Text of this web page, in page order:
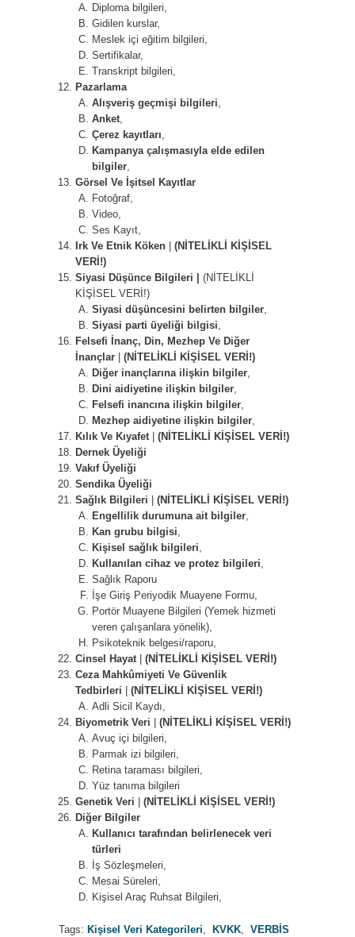
Diploma bilgileri,
Gidilen kurslar,
Meslek içi eğitim bilgileri,
Sertifikalar,
Transkript bilgileri,
Pazarlama
Alışveriş geçmişi bilgileri,
Anket,
Çerez kayıtları,
Kampanya çalışmasıyla elde edilen
bilgiler,
Görsel Ve İşitsel Kayıtlar
Fotoğraf,
Video,
Ses Kayıt,
Irk Ve Etnik Köken |(NİTELİKLİ KİŞİSEL
VERİ!)
Siyasi Düşünce Bilgileri |(NİTELİKLİ
KİŞİSEL VERİ!)
Siyasi düşüncesini belirten bilgiler,
Siyasi parti üyeliği bilgisi,
Felsefi İnanç, Din, Mezhep Ve Diğer
İnançlar |(NİTELİKLİ KİŞİSEL VERİ!)
Diğer inançlarına ilişkin bilgiler,
Dini aidiyetine ilişkin bilgiler,
Felsefi inancına ilişkin bilgiler,
Mezhep aidiyetine ilişkin bilgiler,
Kılık Ve Kıyafet|(NİTELİKLİ KİŞİSEL VERİ!)
Dernek Üyeliği
Vakıf Üyeliği
Sendika Üyeliği
Sağlık Bilgileri |(NİTELİKLİ KİŞİSEL VERİ!)
Engellilik durumuna ait bilgiler,
Kan grubu bilgisi,
Kişisel sağlık bilgileri,
Kullanılan cihaz ve protez bilgileri,
Sağlık Raporu
İşe Giriş Periyodik Muayene Formu,
Portör Muayene Bilgileri (Yemek hizmeti
veren çalışanlara yönelik),
Psikoteknik belgesi/raporu,
Cinsel Hayat|(NİTELİKLİ KİŞİSEL VERİ!)
Ceza Mahkûmiyeti Ve Güvenlik
Tedbirleri |(NİTELİKLİ KİŞİSEL VERİ!)
Adli Sicil Kaydı,
Biyometrik Veri |(NİTELİKLİ KİŞİSEL VERİ!)
Avuç içi bilgileri,
Parmak izi bilgileri,
Retina taraması bilgileri,
Yüz tanıma bilgileri
Genetik Veri |(NİTELİKLİ KİŞİSEL VERİ!)
Diğer Bilgiler
Kullanıcı tarafından belirlenecek veri
türleri
İş Sözleşmeleri,
Mesai Süreleri,
Kişisel Araç Ruhsat Bilgileri,
Tags: Kişisel Veri Kategorileri, KVKK, VERBİS